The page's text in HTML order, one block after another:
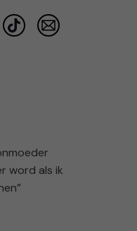
word als ik